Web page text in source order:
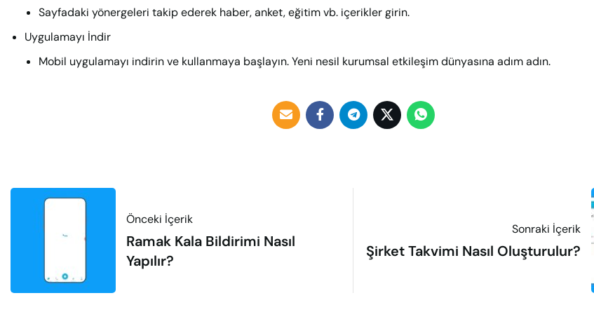
Sayfadaki yönergeleri takip ederek haber, anket, eğitim vb. içerikler girin.
Uygulamayı İndir
Mobil uygulamayı indirin ve kullanmaya başlayın. Yeni nesil kurumsal etkileşim dünyasına adım adın.
Önceki İçerik
Ramak Kala Bildirimi Nasıl
Yapılır?
Sonraki İçerik
Şirket Takvimi Nasıl Oluşturulur?